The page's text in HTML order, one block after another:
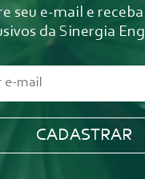
seu e-mail e
da Sinergia